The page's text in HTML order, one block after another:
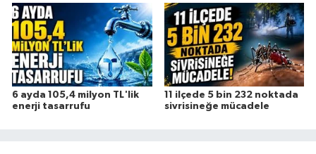
6 ayda 105,4 milyon TL'lik
enerji tasarrufu
11 ilçede 5 bin 232 noktada
sivrisineğe mücadele